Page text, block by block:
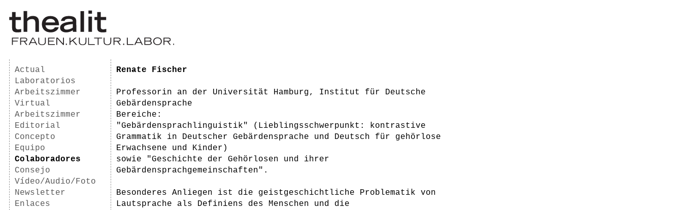
Actual
Laboratorios
Arbeitszimmer
Virtual
Arbeitszimmer
Editorial
Concepto
Equipo
Colaboradores
Consejo
Vídeo/Audio/Foto
Newsletter
Enlaces
Renate Fischer
Professorin an der Universität Hamburg, Institut für Deutsche
Gebärdensprache
Bereiche:
"Gebärdensprachlinguistik" (Lieblingsschwerpunkt: kontrastive
Grammatik in Deutscher Gebärdensprache und Deutsch für gehörlose
Erwachsene und Kinder)
sowie "Geschichte der Gehörlosen und ihrer
Gebärdensprachgemeinschaften".
Besonderes Anliegen ist die geistgeschichtliche Problematik von
Lautsprache als Definiens des Menschen und die